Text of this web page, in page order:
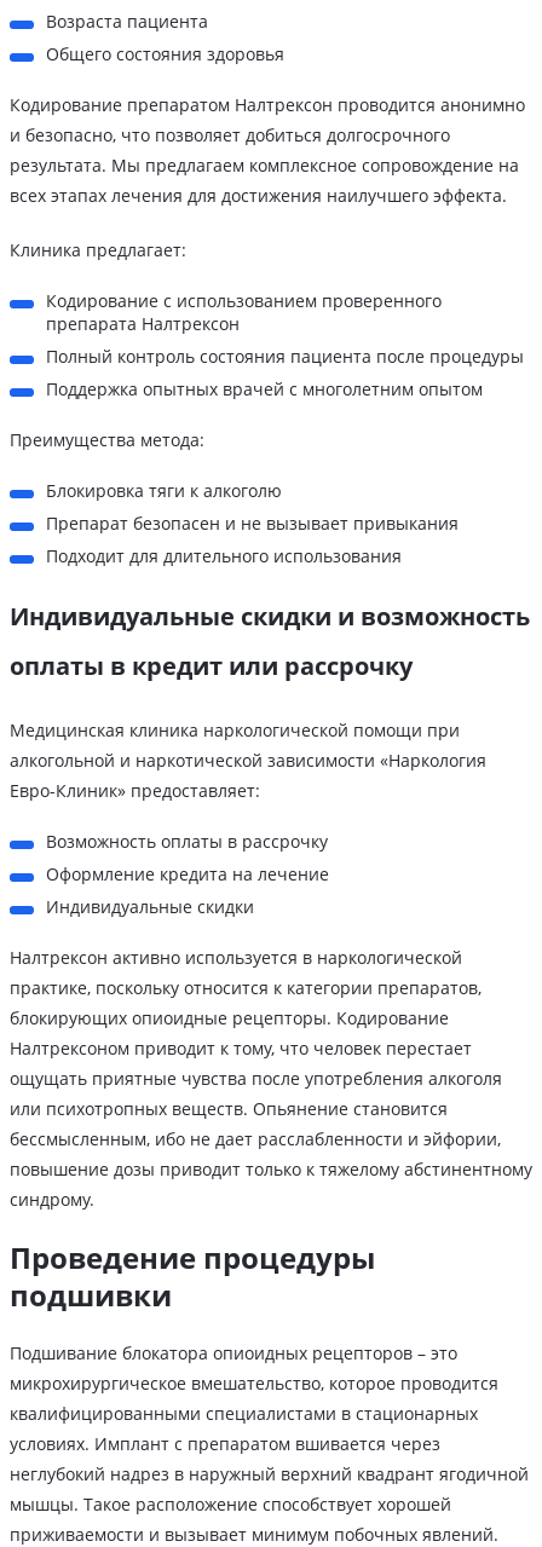
Возраста пациента
Общего состояния здоровья
Кодирование препаратом Налтрексон проводится анонимно
и безопасно, что позволяет добиться долгосрочного
результата. Мы предлагаем комплексное сопровождение на
всех этапах лечения для достижения наилучшего эффекта.
Клиника предлагает:
Кодирование с использованием проверенного
препарата Налтрексон
Полный контроль состояния пациента после процедуры
Поддержка опытных врачей с многолетним опытом
Преимущества метода:
Блокировка тяги к алкоголю
Препарат безопасен и не вызывает привыкания
Подходит для длительного использования
Индивидуальные скидки и возможность
оплаты в кредит или рассрочку
Медицинская клиника наркологической помощи при
алкогольной и наркотической зависимости «Наркология
Евро-Клиник» предоставляет:
Возможность оплаты в рассрочку
Оформление кредита на лечение
Индивидуальные скидки
Налтрексон активно используется в наркологической
практике, поскольку относится к категории препаратов,
блокирующих опиоидные рецепторы. Кодирование
Налтрексоном приводит к тому, что человек перестает
ощущать приятные чувства после употребления алкоголя
или психотропных веществ. Опьянение становится
бессмысленным, ибо не дает расслабленности и эйфории,
повышение дозы приводит только к тяжелому абстинентному
синдрому.
Проведение процедуры
подшивки
Подшивание блокатора опиоидных рецепторов – это
микрохирургическое вмешательство, которое проводится
квалифицированными специалистами в стационарных
условиях. Имплант с препаратом вшивается через
неглубокий надрез в наружный верхний квадрант ягодичной
мышцы. Такое расположение способствует хорошей
приживаемости и вызывает минимум побочных явлений.